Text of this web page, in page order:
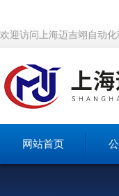
欢迎访问上海迈吉翊自动
网站首页